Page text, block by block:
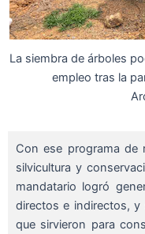
La siembra de árboles
empleo tras la
Con ese programa de
silvicultura y
mandatario logró
directos e indirectos, y
que sirvieron para